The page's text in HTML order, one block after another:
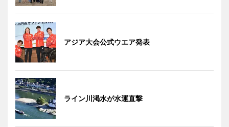
アジア大会公式ウエア発表
ライン川渇水が水運直撃